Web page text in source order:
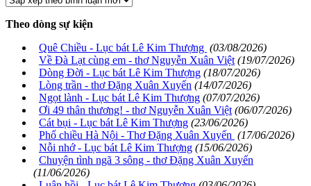
Theo dòng sự kiện
Quê Chiều - Lục bát Lê Kim Thượng (03/08/2026)
Về Đà Lạt cùng em - thơ Nguyễn Xuân Việt (19/07/2026)
Dòng Đời - Lục bát Lê Kim Thượng (18/07/2026)
Lòng trần - thơ Đặng Xuân Xuyến (14/07/2026)
Ngọt lành - Lục bát Lê Kim Thượng (07/07/2026)
Ơi 49 thân thương! - thơ Nguyễn Xuân Việt (06/07/2026)
Cát bụi - Lục bát Lê Kim Thượng (23/06/2026)
Phố chiều Hà Nội - Thơ Đặng Xuân Xuyến (17/06/2026)
Nỗi nhớ - Lục bát Lê Kim Thượng (15/06/2026)
Chuyện tình ngã 3 sông - thơ Đặng Xuân Xuyến
(11/06/2026)